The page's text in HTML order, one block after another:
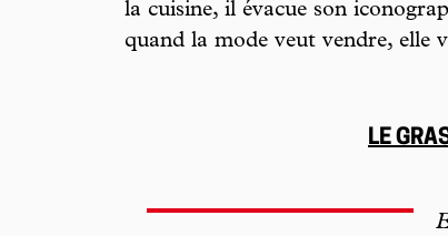
la cuisine, il évacue son
quand la mode veut vendre, elle
LE